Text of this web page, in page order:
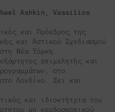
Ashkin, Vassilios
και Πρόεδρος της
και Αστικού Σχεδιασμού
Νέα Υόρκη.
επιμελητής και
στο
Λονδίνο. Ζει και
και ιδιοκτήτρια του
μη κερδοσκοπικού